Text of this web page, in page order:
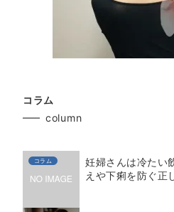
コラム
column
コラム
妊婦さんは冷たい
えや下痢を防ぐ正